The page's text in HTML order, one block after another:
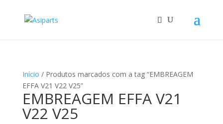
Início / Produtos marcados com a tag “EMBREAGEM
EFFA V21 V22 V25”
EMBREAGEM EFFA V21
V22 V25